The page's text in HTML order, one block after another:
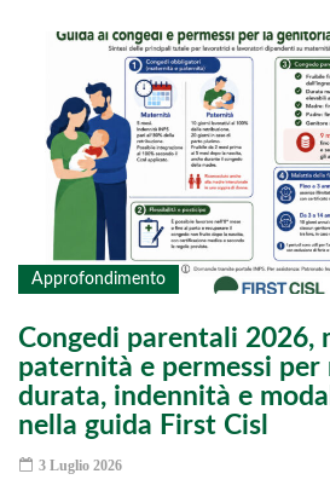
Approfondimento
Congedi parentali 2026,
paternità e permessi
durata, indennità e
nella guida First Cisl
3 Luglio 2026